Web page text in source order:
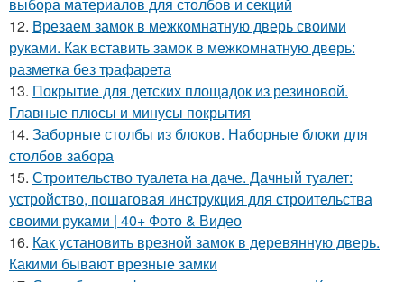
12. Врезаем замок в межкомнатную дверь своими
руками. Как вставить замок в межкомнатную дверь:
разметка без трафарета
13. Покрытие для детских площадок из резиновой.
Главные плюсы и минусы покрытия
14. Заборные столбы из блоков. Наборные блоки для
столбов забора
15. Строительство туалета на даче. Дачный туалет:
устройство, пошаговая инструкция для строительства
своими руками | 40+ Фото & Видео
16. Как установить врезной замок в деревянную дверь.
Какими бывают врезные замки